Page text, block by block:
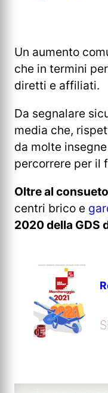
Un aumento
che in termini
diretti e affiliati.
Da segnalare
media che,
da molte
percorrere per il
Oltre al
centri brico e
2020 della GDS